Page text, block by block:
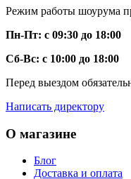
Режим работы шоурума
Пн-Пт: с 09:30 до 18:00
Сб-Вс: с 10:00 до 18:00
Перед выездом
Написать директору
О магазине
Блог
Доставка и оплата